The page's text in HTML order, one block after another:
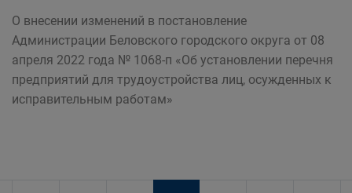
О внесении изменений в постановление
Администрации Беловского городского округа от 08
апреля 2022 года № 1068-п «Об установлении перечня
предприятий для трудоустройства лиц, осужденных к
исправительным работам»